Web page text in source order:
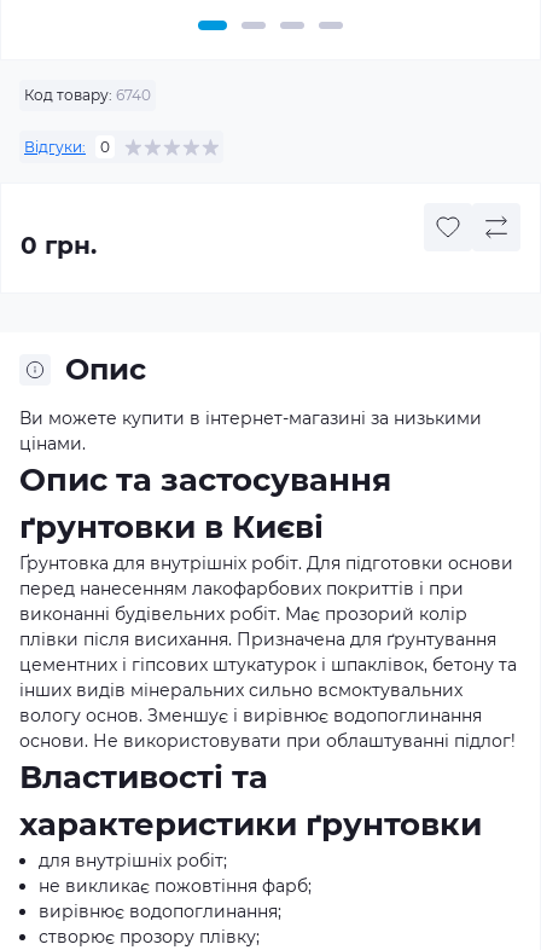
Код товару: 6740
Відгуки: 0
0 грн.
Опис
Ви можете купити в інтернет-магазині за низькими
цінами.
Опис та застосування
ґрунтовки в Києві
Ґрунтовка для внутрішніх робіт. Для підготовки основи
перед нанесенням лакофарбових покриттів і при
виконанні будівельних робіт. Має прозорий колір
плівки після висихання. Призначена для ґрунтування
цементних і гіпсових штукатурок і шпаклівок, бетону та
інших видів мінеральних сильно всмоктувальних
вологу основ. Зменшує і вирівнює водопоглинання
основи. Не використовувати при облаштуванні підлог!
Властивості та
характеристики ґрунтовки
для внутрішніх робіт;
не викликає пожовтіння фарб;
вирівнює водопоглинання;
створює прозору плівку;